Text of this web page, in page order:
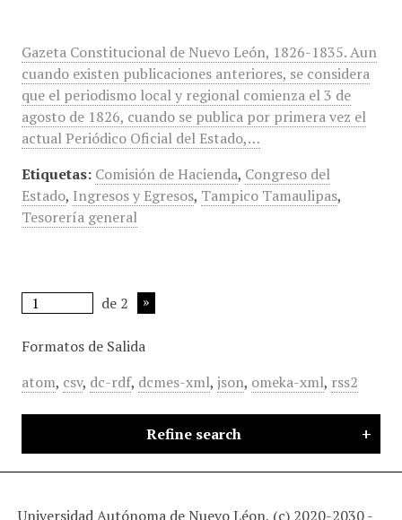
Gazeta Constitucional de Nuevo León, 1826-1835. Aun
cuando existen publicaciones anteriores, se considera
que el periodismo local y regional comienza el 3 de
agosto de 1826, cuando se publica por primera vez el
actual Periódico Oficial del Estado,…
Etiquetas: Comisión de Hacienda, Congreso del
Estado, Ingresos y Egresos, Tampico Tamaulipas,
Tesorería general
de 2
Formatos de Salida
atom, csv, dc-rdf, dcmes-xml, json, omeka-xml, rss2
Refine search
Universidad Autónoma de Nuevo Léon, (c) 2020-2030 -